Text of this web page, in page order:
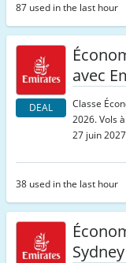
87 used in the last hour
DEAL
avec
Classe
2026. Vols
27 juin
38 used in the last hour